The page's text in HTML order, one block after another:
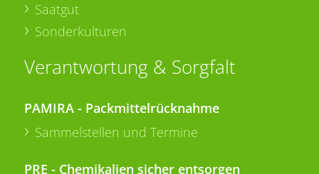
Saatgut
Sonderkulturen
Verantwortung & Sorgfalt
PAMIRA - Packmittelrücknahme
Sammelstellen und Termine
PRE - Chemikalien sicher entsorgen